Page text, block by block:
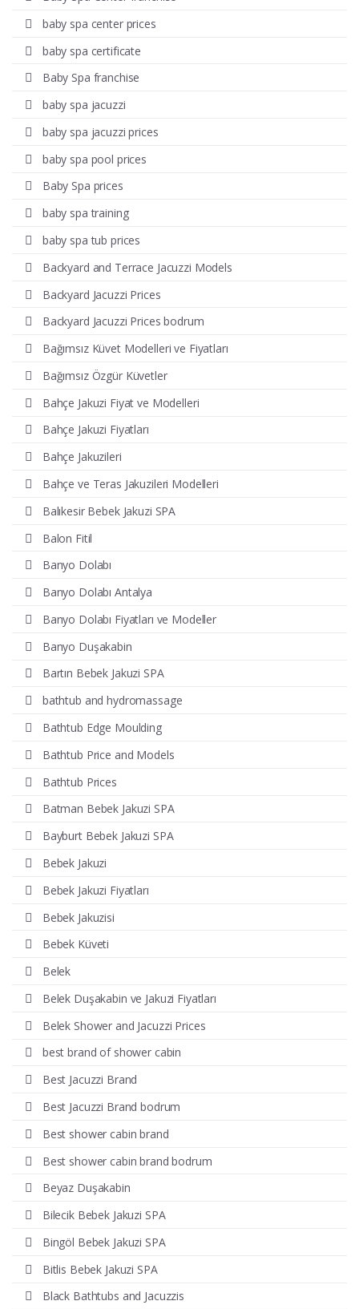
baby spa center prices
baby spa certificate
Baby Spa franchise
baby spa jacuzzi
baby spa jacuzzi prices
baby spa pool prices
Baby Spa prices
baby spa training
baby spa tub prices
Backyard and Terrace Jacuzzi Models
Backyard Jacuzzi Prices
Backyard Jacuzzi Prices bodrum
Bağımsız Küvet Modelleri ve Fiyatları
Bağımsız Özgür Küvetler
Bahçe Jakuzi Fiyat ve Modelleri
Bahçe Jakuzi Fiyatları
Bahçe Jakuzileri
Bahçe ve Teras Jakuzileri Modelleri
Balıkesir Bebek Jakuzi SPA
Balon Fitil
Banyo Dolabı
Banyo Dolabı Antalya
Banyo Dolabı Fiyatları ve Modeller
Banyo Duşakabin
Bartın Bebek Jakuzi SPA
bathtub and hydromassage
Bathtub Edge Moulding
Bathtub Price and Models
Bathtub Prices
Batman Bebek Jakuzi SPA
Bayburt Bebek Jakuzi SPA
Bebek Jakuzi
Bebek Jakuzi Fiyatları
Bebek Jakuzisi
Bebek Küveti
Belek
Belek Duşakabin ve Jakuzi Fiyatları
Belek Shower and Jacuzzi Prices
best brand of shower cabin
Best Jacuzzi Brand
Best Jacuzzi Brand bodrum
Best shower cabin brand
Best shower cabin brand bodrum
Beyaz Duşakabin
Bilecik Bebek Jakuzi SPA
Bingöl Bebek Jakuzi SPA
Bitlis Bebek Jakuzi SPA
Black Bathtubs and Jacuzzis